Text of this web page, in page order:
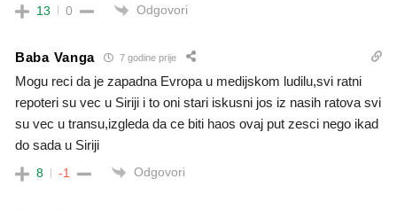
13 0 Odgovori
Baba Vanga 7 godine prije
Mogu reci da je zapadna Evropa u medijskom ludilu,svi ratni
repoteri su vec u Siriji i to oni stari iskusni jos iz nasih ratova svi
su vec u transu,izgleda da ce biti haos ovaj put zesci nego ikad
do sada u Siriji
8 -1 Odgovori